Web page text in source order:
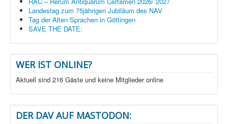
Landestag zum 75jährigen Jubiläum des NAV
Tag der Alten Sprachen in Göttingen
SAVE THE DATE:
WER IST ONLINE?
Aktuell sind 216 Gäste und keine Mitglieder online
DER DAV AUF MASTODON: